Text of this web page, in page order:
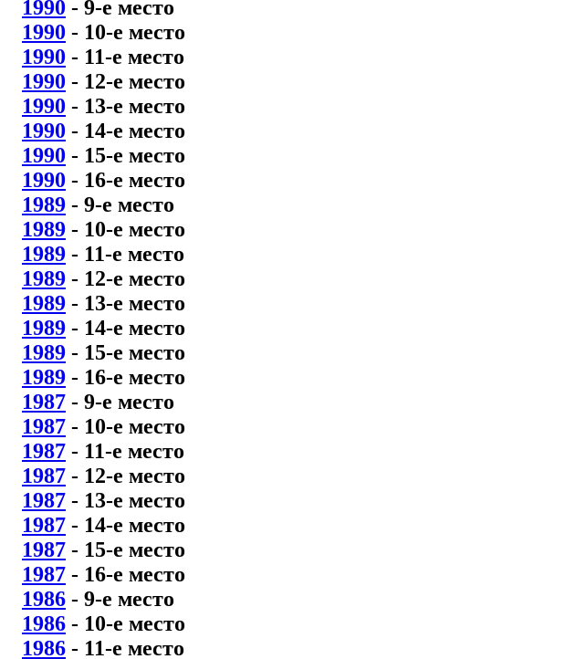
1990 - 9-е место
1990 - 10-е место
1990 - 11-е место
1990 - 12-е место
1990 - 13-е место
1990 - 14-е место
1990 - 15-е место
1990 - 16-е место
1989 - 9-е место
1989 - 10-е место
1989 - 11-е место
1989 - 12-е место
1989 - 13-е место
1989 - 14-е место
1989 - 15-е место
1989 - 16-е место
1987 - 9-е место
1987 - 10-е место
1987 - 11-е место
1987 - 12-е место
1987 - 13-е место
1987 - 14-е место
1987 - 15-е место
1987 - 16-е место
1986 - 9-е место
1986 - 10-е место
1986 - 11-е место